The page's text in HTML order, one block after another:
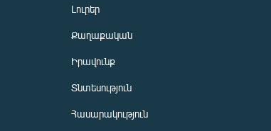
Լուրեր
Քաղաքական
Իրավունք
Տնտեսություն
Հասարակություն